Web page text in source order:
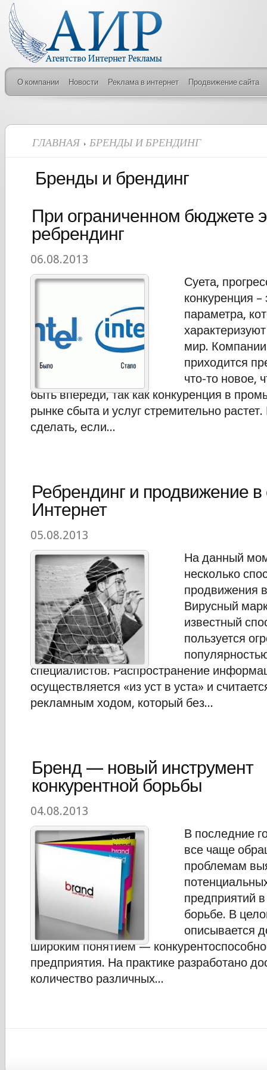
О компании Новости Реклама в интернет Продвижение сайта
ГЛАВНАЯ БРЕНДЫ И БРЕНДИНГ
Бренды и брендинг
При ограниченном бюджете
ребрендинг
06.08.2013
Суета,
конкуренция –
параметра,
мир.
приходится
что-то новое,
быть впереди, так как конкуренция в
рынке сбыта и услуг стремительно
сделать, если...
Ребрендинг и продвижение в
Интернет
05.08.2013
На данный
несколько
продвижения
Вирусный
известный
пользуется
специалистов. Распространение
осуществляется «из уст в уста» и
рекламным ходом, который без...
Бренд — новый инструмент
конкурентной борьбы
04.08.2013
В последние
все чаще
проблемам
предприятий
борьбе. В
описывается
широким понятием —
предприятия. На практике разработано
количество различных...